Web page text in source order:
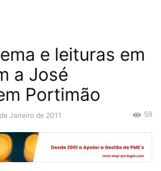
e leituras em
a José
Portimão
Janeiro de 2011 59